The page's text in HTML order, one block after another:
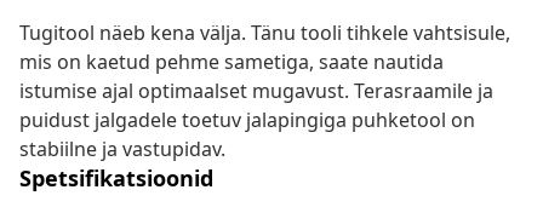
Tugitool näeb kena välja. Tänu tooli tihkele vahtsisule,
mis on kaetud pehme sametiga, saate nautida
istumise ajal optimaalset mugavust. Terasraamile ja
puidust jalgadele toetuv jalapingiga puhketool on
stabiilne ja vastupidav.
Spetsifikatsioonid